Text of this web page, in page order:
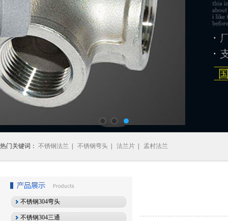
热门关键词： 不锈钢法兰 不锈钢弯头 法兰片 孟村法兰
不锈钢304弯头
不锈钢304三通